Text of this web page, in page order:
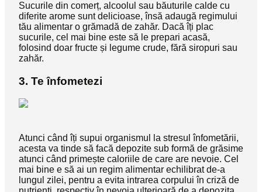
Sucurile din comerț, alcoolul sau băuturile calde cu
diferite arome sunt delicioase, însă adaugă regimului
tău alimentar o grămadă de zahăr. Dacă îți plac
sucurile, cel mai bine este să le prepari acasă,
folosind doar fructe și legume crude, fără siropuri sau
zahăr.
3. Te înfometezi
Atunci când îți supui organismul la stresul înfometării,
acesta va tinde să facă depozite sub formă de grăsime
atunci când primește caloriile de care are nevoie. Cel
mai bine e să ai un regim alimentar echilibrat de-a
lungul zilei, pentru a evita intrarea corpului în criză de